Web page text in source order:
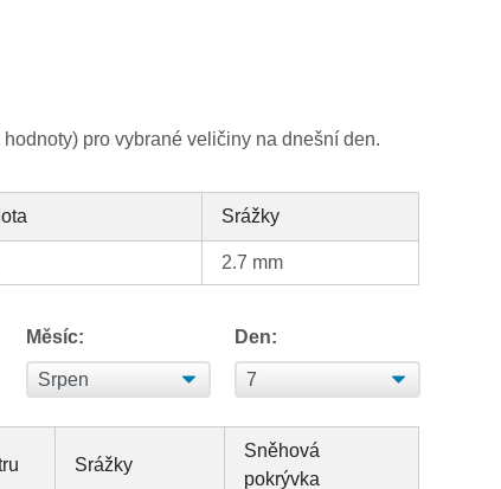
pro vybrané veličiny na dnešní den.
Srážky
2.7 mm
Měsíc: Den:
Srážky
Sněhová
pokrývka